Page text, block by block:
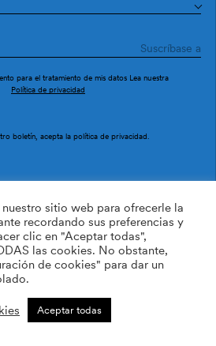
LL3101-2
Cantidad más
Cantidad menos
para el tratamiento de mis datos Lea nuestra
Política de privacidad
boletín, acepta la política de privacidad
sitio web para ofrecerle la
recordando sus preferencias y
clic en "Aceptar todas",
las cookies. No obstante,
de cookies" para dar un
Aceptar todas